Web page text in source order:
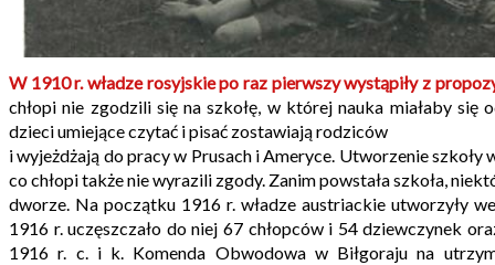
W 1910 r. władze rosyjskie po raz pierwszy wystąpiły z
chłopi nie zgodzili się na szkołę, w której nauka miałaby się
dzieci umiejące czytać i pisać zostawiają rodziców
i wyjeżdżają do pracy w Prusach i Ameryce. Utworzenie szkoły
co chłopi także nie wyrazili zgody. Zanim powstała szkoła,
dworze. Na początku 1916 r. władze austriackie utworzyły
1916 r. uczęszczało do niej 67 chłopców i 54 dziewczynek
1916 r. c. i k. Komenda Obwodowa w Biłgoraju na